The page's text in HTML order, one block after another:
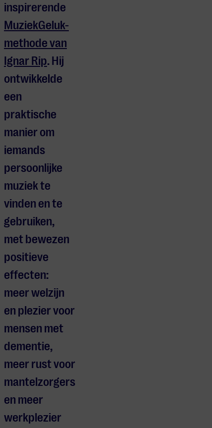
inspirerende
MuziekGeluk-
methode van
Ignar Rip. Hij
ontwikkelde
een
praktische
manier om
iemands
persoonlijke
muziek te
vinden en te
gebruiken,
met bewezen
positieve
effecten:
meer welzijn
en plezier voor
mensen met
dementie,
meer rust voor
mantelzorgers
en meer
werkplezier